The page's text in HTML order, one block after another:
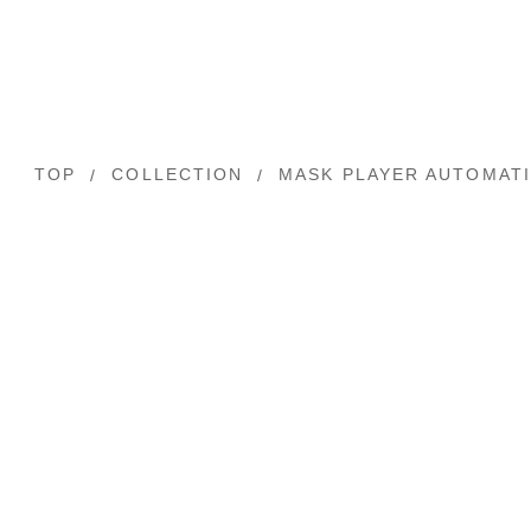
TOP COLLECTION MASK PLAYER